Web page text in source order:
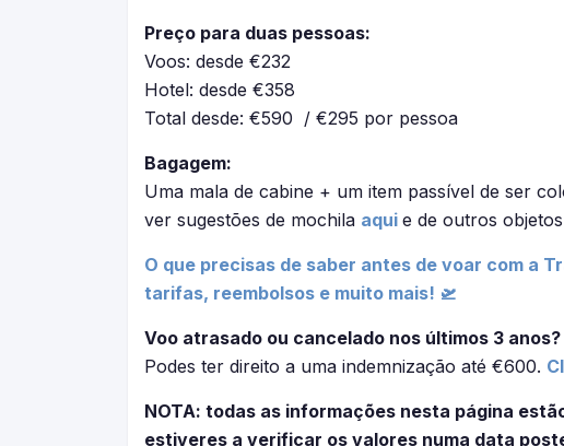
Preço para duas pessoas:
Voos: desde €232
Hotel: desde €358
Total desde: €590 / €295 por pessoa
Bagagem:
Uma mala de cabine + um item passível de ser
ver sugestões de mochila aqui e de outros
O que precisas de saber antes de voar com a
tarifas, reembolsos e muito mais! 🛫
Voo atrasado ou cancelado nos últimos 3 anos?
Podes ter direito a uma indemnização até €600.
NOTA: todas as informações nesta página
estiveres a verificar os valores numa data